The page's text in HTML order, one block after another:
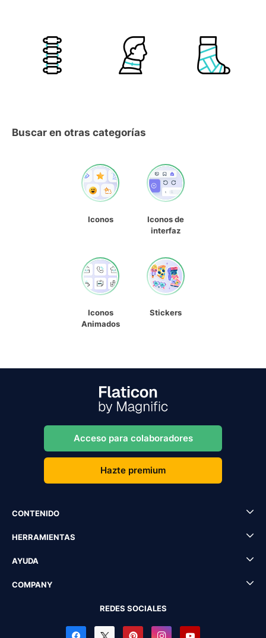
Buscar en otras categorías
Iconos
Iconos de
interfaz
Iconos
Animados
Stickers
Acceso para colaboradores
Hazte premium
CONTENIDO
HERRAMIENTAS
AYUDA
COMPANY
REDES SOCIALES